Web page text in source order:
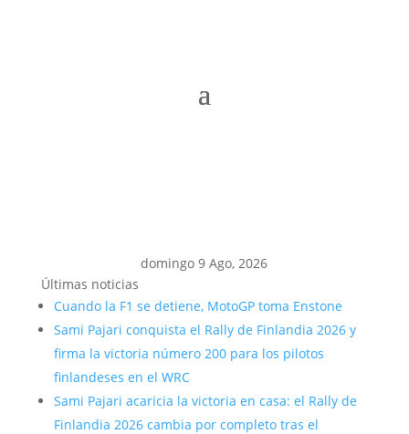
domingo 9 Ago, 2026
Últimas noticias
Cuando la F1 se detiene, MotoGP toma Enstone
Sami Pajari conquista el Rally de Finlandia 2026 y
firma la victoria número 200 para los pilotos
finlandeses en el WRC
Sami Pajari acaricia la victoria en casa: el Rally de
Finlandia 2026 cambia por completo tras el